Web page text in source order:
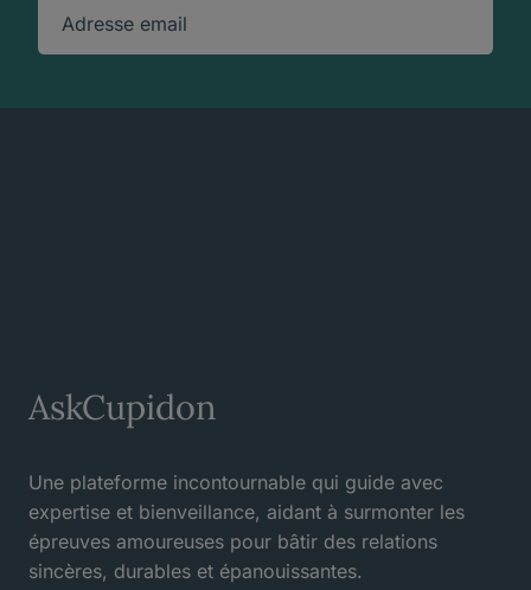
Adresse email
AskCupidon
Une plateforme incontournable qui guide avec
expertise et bienveillance, aidant à surmonter les
épreuves amoureuses pour bâtir des relations
sincères, durables et épanouissantes.